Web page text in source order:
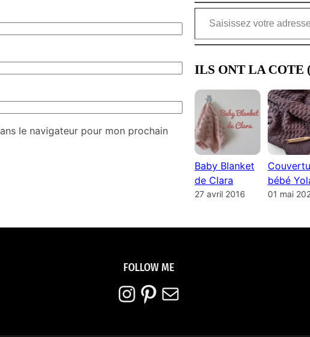
le navigateur pour mon prochain
Saisissez votre adresse e-mail…
ILS ONT LA COTE
Baby Blanket
de Clara
27 avril 2016
bébé
01 mai
FOLLOW ME
Instagram Pinterest E-mail